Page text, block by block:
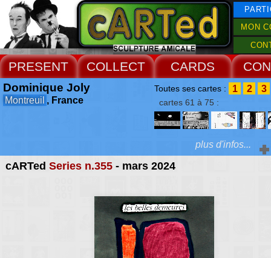
MON
PRESENT COLLECT CARDS
cARTed Series n.355- mars 2024
Dominique Joly
Montreuil , France
Toutes ses cartes : 1 2 3
cartes 61 à 75 :
Extras :
des fois je me
dessins textes et
préoccupations
plus d'infos...